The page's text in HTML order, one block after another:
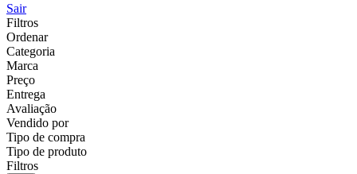
Sair
Filtros
Ordenar
Categoria
Marca
Preço
Entrega
Avaliação
Vendido por
Tipo de compra
Tipo de produto
Filtros